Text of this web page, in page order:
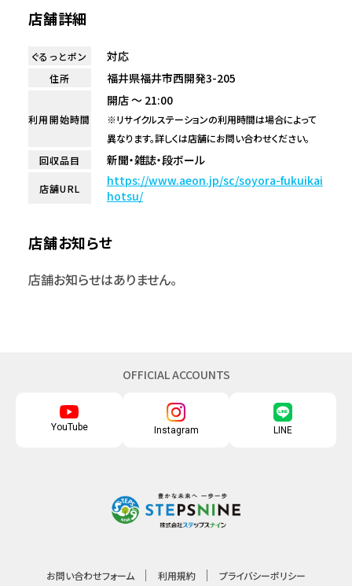
店舗詳細
ぐるっとポン 対応
住所 福井県福井市西開発3-205
利用開始時間
開店 ～ 21:00
※リサイクルステーションの利用時間は場合によって
異なります。詳しくは店舗にお問い合わせください。
回収品目
新聞・雑誌・段ボール
店舗URL
https://www.aeon.jp/sc/soyora-fukuikai
hotsu/
店舗お知らせ
店舗お知らせはありません。
OFFICIAL ACCOUNTS
YouTube Instagram LINE
お問い合わせフォーム 利用規約 プライバシーポリシー